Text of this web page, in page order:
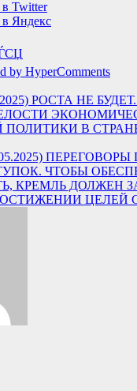
by HyperComments
РОСТА НЕ
В
ЧТОБЫ
КРЕМЛЬ ДОЛЖЕН
ЦЕЛЕЙ